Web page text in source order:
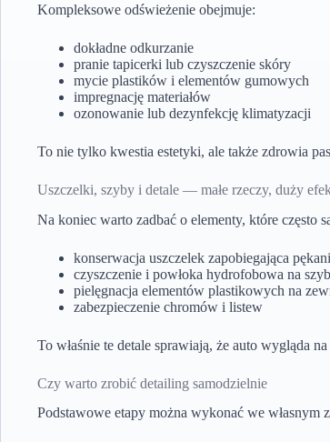
Kompleksowe odświeżenie obejmuje:
dokładne odkurzanie
pranie tapicerki lub czyszczenie skóry
mycie plastików i elementów gumowych
impregnację materiałów
ozonowanie lub dezynfekcję klimatyzacji
To nie tylko kwestia estetyki, ale także zdrowia
Uszczelki, szyby i detale — małe rzeczy, duży
Na koniec warto zadbać o elementy, które często
konserwacja uszczelek zapobiegająca
czyszczenie i powłoka hydrofobowa na
pielęgnacja elementów plastikowych na
zabezpieczenie chromów i listew
To właśnie te detale sprawiają, że auto wygląda
Czy warto zrobić detailing samodzielnie
Podstawowe etapy można wykonać we własnym